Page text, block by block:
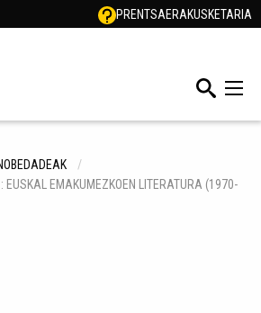
PRENTSAERAKUSKETARIA
EUSKAL EMAKUMEZKOEN LITERATURA (1970-